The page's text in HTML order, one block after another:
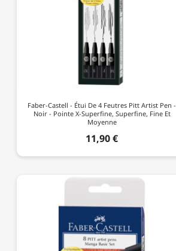
Faber-Castell - Étui De 4 Feutres Pitt Artist Pen -
Noir - Pointe X-Superfine, Superfine, Fine Et
Moyenne
11,90 €